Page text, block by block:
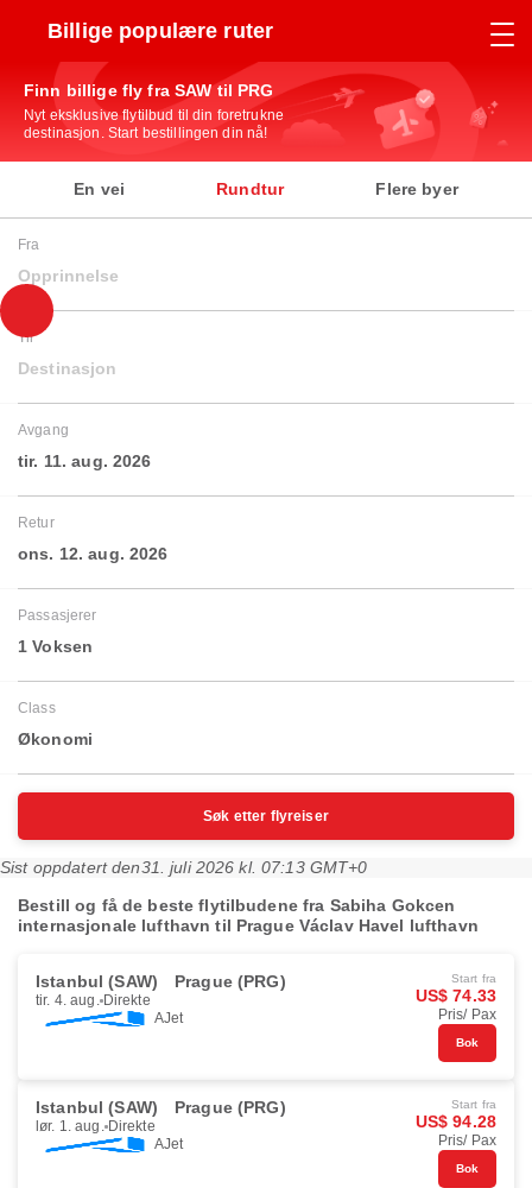
Billige populære ruter
Finn billige fly fra SAW til PRG
Nyt eksklusive flytilbud til din foretrukne
destinasjon. Start bestillingen din nå!
En vei Rundtur Flere byer
Fra
Opprinnelse
Til
Destinasjon
Avgang
tir. 11. aug. 2026
Retur
ons. 12. aug. 2026
Passasjerer
1 Voksen
Class
Økonomi
Søk etter flyreiser
Sist oppdatert den31. juli 2026 kl. 07:13 GMT+0
Bestill og få de beste flytilbudene fra Sabiha Gokcen
internasjonale lufthavn til Prague Václav Havel lufthavn
Istanbul (SAW) Prague (PRG)
tir. 4. aug. Direkte
AJet
Start fra
US$ 74.33
Pris/ Pax
Bok
Istanbul (SAW) Prague (PRG)
lør. 1. aug. Direkte
AJet
Start fra
US$ 94.28
Pris/ Pax
Bok